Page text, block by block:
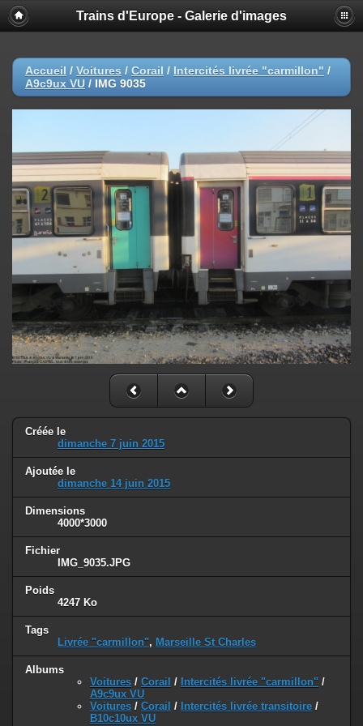
Trains d'Europe - Galerie d'images
Accueil / Voitures / Corail / Intercités livrée "carmillon" /
A9c9ux VU / IMG 9035
Créée le
dimanche 7 juin 2015
Ajoutée le
dimanche 14 juin 2015
Dimensions
4000*3000
Fichier
IMG_9035.JPG
Poids
4247 Ko
Tags
Livrée "carmillon", Marseille St Charles
Albums
Voitures / Corail / Intercités livrée "carmillon" /
A9c9ux VU
Voitures / Corail / Intercités livrée transitoire /
B10c10ux VU